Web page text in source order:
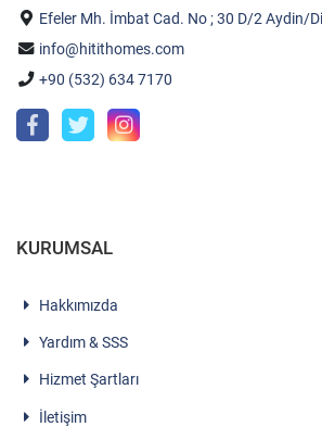
Efeler Mh. İmbat Cad. No ; 30 D/2 Aydin/
info@hitithomes.com
+90 (532) 634 7170
KURUMSAL
Hakkımızda
Yardım & SSS
Hizmet Şartları
İletişim